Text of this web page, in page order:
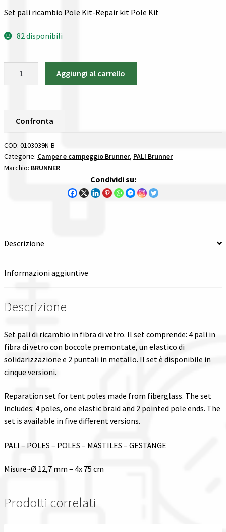
Guida all’utilizzo del sito
Privacy policy
I nostri negozi
Spedizioni in italia
Tutte le categorie dei prodotti
Il mio account
Set pali ricambio Pole Kit-Repair kit Pole Kit
82 disponibili
PALI
quantità
Aggiungi al carrello
Confronta
COD: 0103039N-B
Categorie: Camper e campeggio Brunner, PALI Brunner
Marchio: BRUNNER
Condividi su:
Descrizione
Informazioni aggiuntive
Descrizione
Set pali di ricambio in fibra di vetro. Il set comprende: 4 pali in
fibra di vetro con boccole premontate, un elastico di
solidarizzazione e 2 puntali in metallo. Il set è disponibile in
cinque versioni.
Reparation set for tent poles made from fiberglass. The set
includes: 4 poles, one elastic braid and 2 pointed pole ends. The
set is available in five different versions.
PALI – POLES – POLES – MASTILES – GESTÄNGE
Misure~Ø 12,7 mm – 4x 75 cm
Prodotti correlati